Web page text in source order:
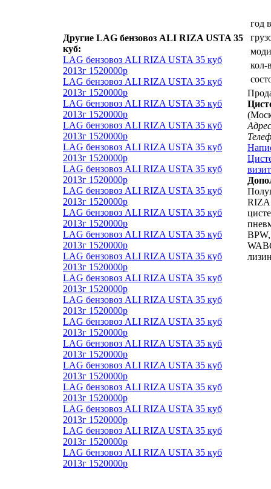
Другие LAG бензовоз ALI RIZA USTA 35
куб:
LAG бензовоз ALI RIZA USTA 35 куб
2013г 1520000р
LAG бензовоз ALI RIZA USTA 35 куб
2013г 1520000р
LAG бензовоз ALI RIZA USTA 35 куб
2013г 1520000р
LAG бензовоз ALI RIZA USTA 35 куб
2013г 1520000р
LAG бензовоз ALI RIZA USTA 35 куб
2013г 1520000р
LAG бензовоз ALI RIZA USTA 35 куб
2013г 1520000р
LAG бензовоз ALI RIZA USTA 35 куб
2013г 1520000р
LAG бензовоз ALI RIZA USTA 35 куб
2013г 1520000р
LAG бензовоз ALI RIZA USTA 35 куб
2013г 1520000р
LAG бензовоз ALI RIZA USTA 35 куб
2013г 1520000р
LAG бензовоз ALI RIZA USTA 35 куб
2013г 1520000р
LAG бензовоз ALI RIZA USTA 35 куб
2013г 1520000р
LAG бензовоз ALI RIZA USTA 35 куб
2013г 1520000р
LAG бензовоз ALI RIZA USTA 35 куб
2013г 1520000р
LAG бензовоз ALI RIZA USTA 35 куб
2013г 1520000р
LAG бензовоз ALI RIZA USTA 35 куб
2013г 1520000р
LAG бензовоз ALI RIZA USTA 35 куб
2013г 1520000р
LAG бензовоз ALI RIZA USTA 35 куб
2013г 1520000р
LAG бензовоз ALI RIZA USTA 35 куб
2013г 1520000р
год
кол-